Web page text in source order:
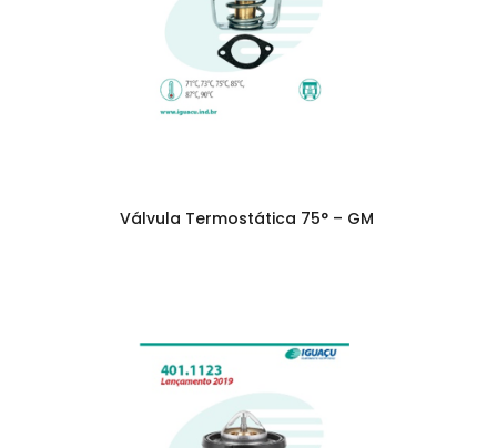
Válvula Termostática 75° – GM